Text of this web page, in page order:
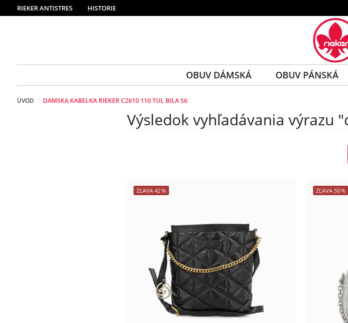
Výsledok vyhľadávania výrazu
ZĽAVA 42% ZĽAVA 50%
RIEKER ANTISTRES HISTORIE
ÚVOD DAMSKA KABELKA RIEKER C2610 110 TUL BILA S6
OBUV DÁMSKÁ OBUV PÁNSKÁ